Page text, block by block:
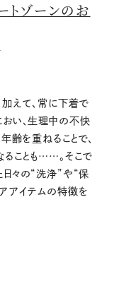
トゾーンのお
加えて、常に下着で
い、生理中の不快
齢を重ねることで、
ことも……。そこで
日々の“洗浄”や“保
アイテムの特徴を